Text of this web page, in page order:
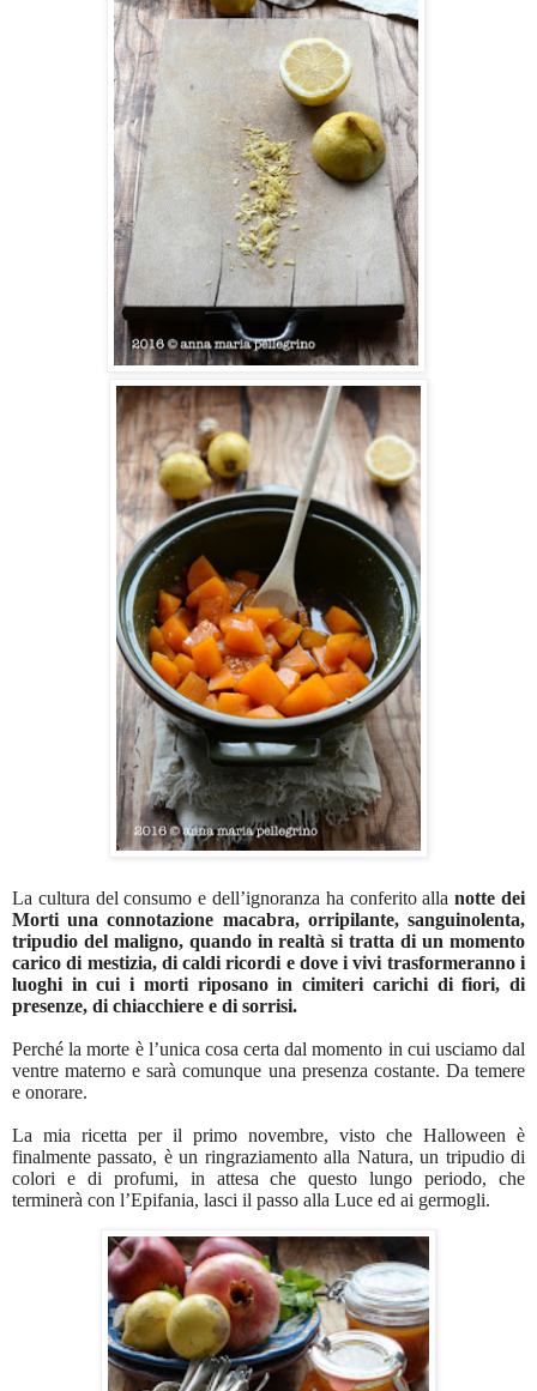
La cultura del consumo e dell’ignoranza ha conferito allanotte dei
Morti una connotazione macabra, orripilante, sanguinolenta,
tripudio del maligno, quando in realtà si tratta di un momento
carico di mestizia, di caldi ricordi e dove i vivi trasformeranno i
luoghi in cui i morti riposano in cimiteri carichi di fiori, di
presenze, di chiacchiere e di sorrisi.
Perché la morte è l’unica cosa certa dal momento in cui usciamo dal
ventre materno e sarà comunque una presenza costante. Da temere
e onorare.
La mia ricetta per il primo novembre, visto che Halloween è
finalmente passato, è un ringraziamento alla Natura, un tripudio di
colori e di profumi, in attesa che questo lungo periodo, che
terminerà con l’Epifania, lasci il passo alla Luce ed ai germogli.